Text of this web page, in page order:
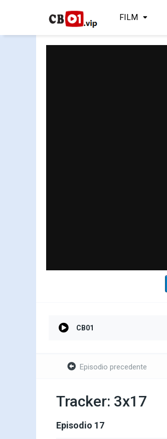
FILM
CB01
Episodio precedente
Tracker: 3x17
Episodio 17